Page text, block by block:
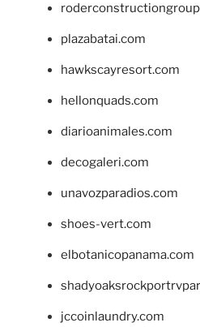
plazabatai.com
hawkscayresort.com
hellonquads.com
diarioanimales.com
decogaleri.com
unavozparadios.com
shoes-vert.com
elbotanicopanama.com
jccoinlaundry.com